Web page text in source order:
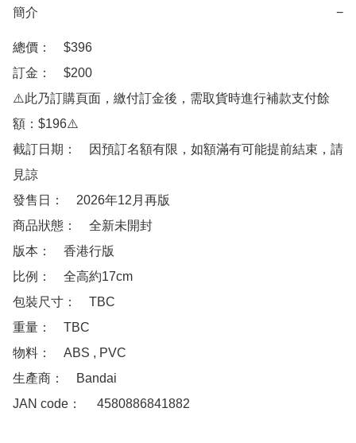
簡介 −
總價：　$396
訂金：　$200
⚠️此乃訂購頁面，繳付訂金後，需取貨時進行補款支付餘
額：$196⚠️
截訂日期：　因預訂名額有限，如額滿有可能提前結束，請
見諒
發售日：　2026年12月再版
商品狀態：　全新未開封
版本：　香港行版
比例：　全高約17cm
包裝尺寸：　TBC
重量：　TBC
物料：　ABS , PVC
生產商：　Bandai
JAN code：　 4580886841882